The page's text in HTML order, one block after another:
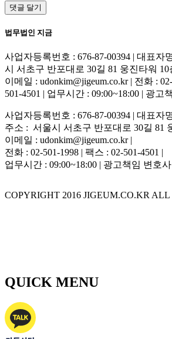
법무법인 지금
사업자등록번호 : 676-87-00394 | 대표자
시 서초구 반포대로 30길 81 웅진타워 10
이메일 : udonkim@jigeum.co.kr | 전화 :
501-4501 | 업무시간 : 09:00~18:00 | 광고
사업자등록번호 : 676-87-00394 | 대표자
주소 : 서울시 서초구 반포대로 30길 81
이메일 : udonkim@jigeum.co.kr |
전화 : 02-501-1998 | 팩스 : 02-501-4501 |
업무시간 : 09:00~18:00 | 광고책임 변호
COPYRIGHT 2016 JIGEUM.CO.KR
QUICK MENU